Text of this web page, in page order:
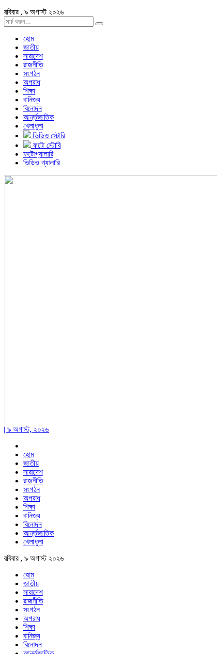
রবিবার , ৯ অগাস্ট ২০২৬
হোম
জাতীয়
সারাদেশ
রাজনীতি
সংগঠন
অপরাধ
শিক্ষা
বানিজ্য
বিনোদন
আর্ন্তজাতিক
খেলাধুলা
ভিডিও স্টোরি
ফটো স্টোরি
ফটোগ্যালারি
ভিডিও গ্যালারি
| ৯ অগাস্ট, ২০২৬
হোম
জাতীয়
সারাদেশ
রাজনীতি
সংগঠন
অপরাধ
শিক্ষা
বানিজ্য
বিনোদন
আর্ন্তজাতিক
খেলাধুলা
রবিবার , ৯ অগাস্ট ২০২৬
হোম
জাতীয়
সারাদেশ
রাজনীতি
সংগঠন
অপরাধ
শিক্ষা
বানিজ্য
বিনোদন